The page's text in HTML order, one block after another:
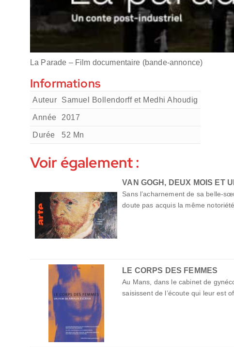
La Parade – Film documentaire (bande-annonce)
Informations
Auteur Samuel Bollendorff et Medhi Ahoudig
Année 2017
Durée 52 Mn
Voir également :
VAN GOGH, DEUX MOIS ET
Sans l’acharnement de sa belle-
doute pas acquis la même
LE CORPS DES FEMMES
Au Mans, dans le cabinet de
saisissent de l’écoute qui leur est